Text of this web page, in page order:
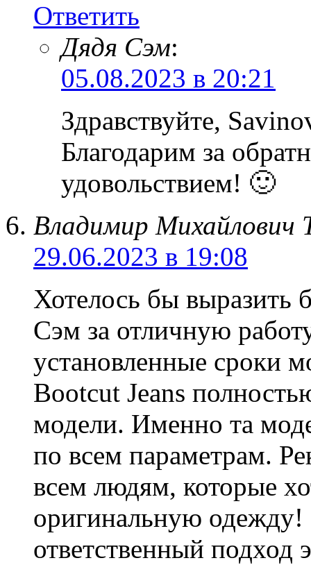
Ответить
Дядя Сэм:
05.08.2023 в 20:21
Здравствуйте,
Благодарим за
удовольствием! 🙂
Владимир Михайлович
29.06.2023 в 19:08
Хотелось бы выразить
Сэм за отличную
установленные сроки
Bootcut Jeans
модели. Именно та
по всем параметрам.
всем людям, которые
оригинальную
ответственный подход